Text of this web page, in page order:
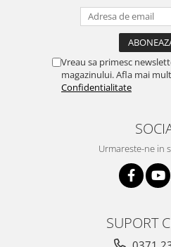
Vreau sa primesc
magazinului. Afla mai
Confidentialitate
Urmareste-ne in
SUPORT